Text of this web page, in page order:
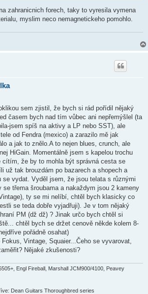
zahranicnich forech, taky to vyresila vymena
myslim neco nemagnetickeho pomohlo.
sem zjistil, že bych si rád pořídil nějaký
časem bych nad tím vůbec ani nepřemýšlel (ta
jsem spíš na aktivy a LP nebo SST), ale
od Fendra (mexico) a zarazilo mě jak
a jak to znělo.A to nejen blues, crunch, ale
HiGain. Momentálně jsem s kapelou trochu
cítím, že by to mohla být správná cesta se
už tak brouzdám po bazarech a shopech a
se vydat. Vyděl jsem, že jsou telata s různými
třema šroubama a nakaždym jsou 2 kameny
ty se mi nelíbí, chtěl bych klasicky co
se teda dobře vyjadřuji). Je v tom nějaký
PM (dž dž) ? Jinak určo bych chtěl si
chtěl bych se držet cenově někde kolem 8-
pořádně osahat)
Fokus, Vintage, Squaier...Čeho se vyvarovat,
Nějaké zkušenosti?
Engl Fireball, Marshall JCM900/4100, Peavey
Dean Guitars Thoroughbred series